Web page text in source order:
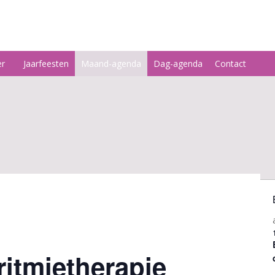
Jaarfeesten Maand-agenda Dag-agenda Contact